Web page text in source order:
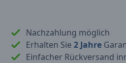
Nachzahlung möglich
Erhalten Sie 2 Jahre
Einfacher Rückversand